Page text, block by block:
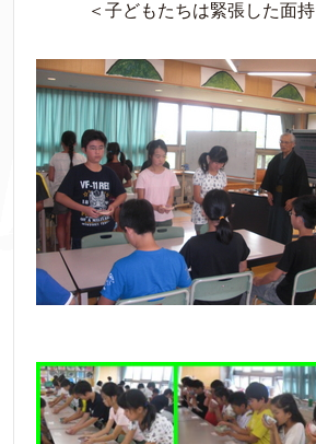
＜子どもたちは緊張した面